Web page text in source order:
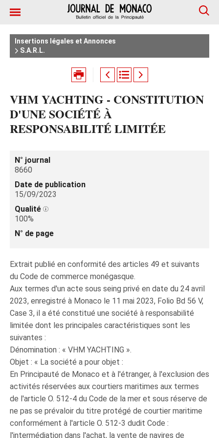
Insertions légales et Annonces
S.A.R.L.
VHM YACHTING - CONSTITUTION
D'UNE SOCIÉTÉ À
RESPONSABILITÉ LIMITÉE
N° journal
8660
Date de publication
15/09/2023
Qualité
100%
N° de page
Extrait publié en conformité des articles 49 et suivants
du Code de commerce monégasque.
Aux termes d'un acte sous seing privé en date du 24 avril
2023, enregistré à Monaco le 11 mai 2023, Folio Bd 56 V,
Case 3, il a été constitué une société à responsabilité
limitée dont les principales caractéristiques sont les
suivantes :
Dénomination : « VHM YACHTING ».
Objet : « La société a pour objet :
En Principauté de Monaco et à l'étranger, à l'exclusion des
activités réservées aux courtiers maritimes aux termes
de l'article O. 512-4 du Code de la mer et sous réserve de
ne pas se prévaloir du titre protégé de courtier maritime
conformément à l'article O. 512-3 dudit Code :
l'intermédiation dans l'achat, la vente de navires de